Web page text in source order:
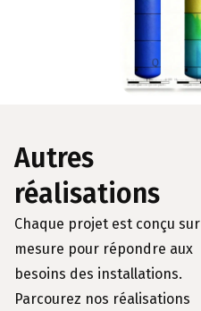
Autres
réalisations
Chaque projet est conçu sur
mesure pour répondre aux
besoins des installations.
Parcourez nos réalisations